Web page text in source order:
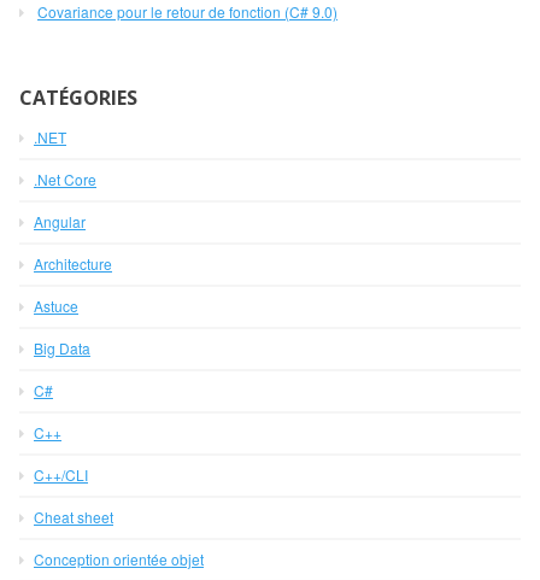
Covariance pour le retour de fonction (C# 9.0)
CATÉGORIES
.NET
.Net Core
Angular
Architecture
Astuce
Big Data
C#
C++
C++/CLI
Cheat sheet
Conception orientée objet